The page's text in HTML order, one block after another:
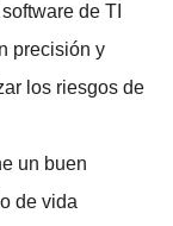
de TI
precisión y
los riesgos de
un buen
de vida